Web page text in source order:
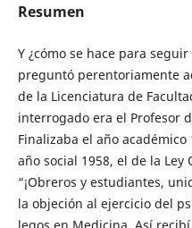
Resumen
Y ¿cómo se hace para
preguntó perentoriamente
de la Licenciatura de
interrogado era el Profesor
Finalizaba el año
año social 1958, el de la
“¡Obreros y estudiantes,
la objeción al ejercicio del